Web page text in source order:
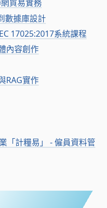
貿易實務
數據庫設計
17025:2017系統課程
內容創作
RAG實作
「計糧易」 - 僱員資料管